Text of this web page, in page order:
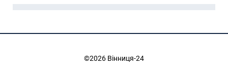
©2026 Вінниця-24